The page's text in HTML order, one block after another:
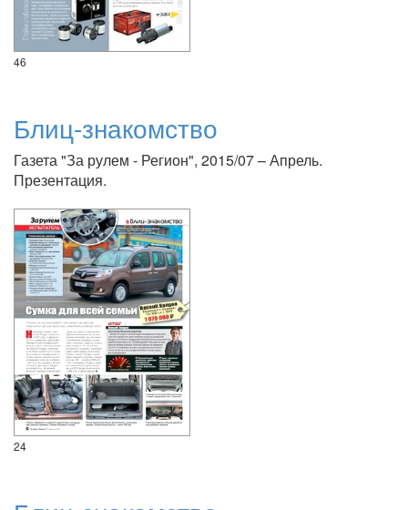
46
Блиц-знакомство
Газета "За рулем - Регион", 2015/07 – Апрель.
Презентация.
24